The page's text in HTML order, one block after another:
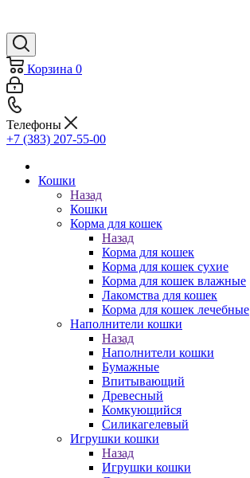
Корзина 0
Телефоны
+7 (383) 207-55-00
Кошки
Назад
Кошки
Корма для кошек
Назад
Корма для кошек
Корма для кошек сухие
Корма для кошек влажные
Лакомства для кошек
Корма для кошек лечебные
Наполнители кошки
Назад
Наполнители кошки
Бумажные
Впитывающий
Древесный
Комкующийся
Силикагелевый
Игрушки кошки
Назад
Игрушки кошки